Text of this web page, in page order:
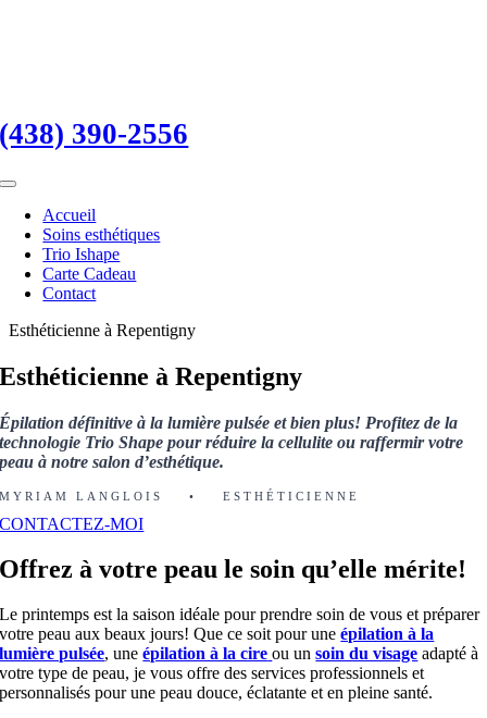
(438) 390-2556
Toggle
NavigationAccueil
Soins esthétiques
Trio Ishape
Carte Cadeau
Contact
Esthéticienne à Repentigny
Esthéticienne à Repentigny
Épilation définitive à la lumière pulsée et bien plus! Profitez de la
technologie Trio Shape pour réduire la cellulite ou raffermir votre
peau à notre salon d’esthétique.
MYRIAM LANGLOIS • ESTHÉTICIENNE
CONTACTEZ-MOI
Offrez à votre peau le soin qu’elle mérite!
Le printemps est la saison idéale pour prendre soin de vous et préparer
votre peau aux beaux jours! Que ce soit pour uneépilation à la
lumière pulsée, uneépilation à la cire ou unsoin du visage adapté à
votre type de peau, je vous offre des services professionnels et
personnalisés pour une peau douce, éclatante et en pleine santé.